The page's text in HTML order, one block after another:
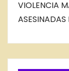
VIOLENCIA
ASESINADAS